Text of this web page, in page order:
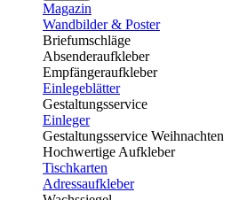
Magazin
Wandbilder & Poster
Briefumschläge
Absenderaufkleber
Empfängeraufkleber
Einlegeblätter
Gestaltungsservice
Einleger
Gestaltungsservice Weihnachten
Hochwertige Aufkleber
Tischkarten
Adressaufkleber